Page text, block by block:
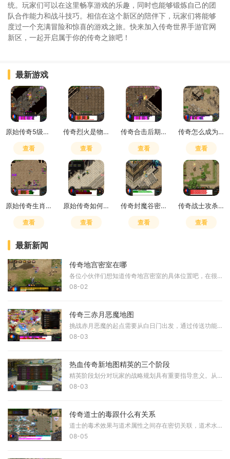
统。玩家们可以在这里畅享游戏的乐趣，同时也能够锻炼自己的团
队合作能力和战斗技巧。相信在这个新区的陪伴下，玩家们将能够
度过一个充满冒险和惊喜的游戏之旅。快来加入传奇世界手游官网
新区，一起开启属于你的传奇之旅吧！
最新游戏
原始传奇5级嗜血术伤害怎么样
查看
传奇烈火是物理攻击还是魔法攻击
查看
传奇合击后期pk最强组合有哪些
查看
传奇怎么成为沙巴克成员
查看
原始传奇生肖合成在哪个位置打
查看
原始传奇如何邀请好友
查看
传奇封魔谷密道地图在哪
查看
传奇战士攻杀触发概率高吗
查看
最新新闻
传奇地宫密室在哪
各位小伙伴们想知道传奇地宫密室的具体位置吧，在很多传奇类游戏里地宫密室通常隐藏在特定地图中。比如在原始传奇中想要进入皇陵秘境需要先满足特定条件，通过累积挖宝次数成
08-02
传奇三赤月恶魔地图
挑战赤月恶魔的起点需要从白日门出发，通过传送功能准确抵达赤月峡谷北部，这是唯一能够到达赤月恶魔所在区域的正确起点，选择东部或西部路线均无法进入最终的BOSS房间。到达赤
08-03
热血传奇新地图精英的三个阶段
精英阶段划分对玩家的战略规划具有重要指导意义。从初入地图到最终掌控，整个过程可以划分为三个逻辑严谨的阶段。第一阶段是基础准备期，玩家需要对新地图的整体结构建立清晰
08-03
传奇道士的毒跟什么有关系
道士的毒术效果与道术属性之间存在密切关联，道术水平直接影响毒的作用时长与伤害表现。愈高的道术可以为施毒术带来更持久的生效时间，当道术达到一定程度后，毒还能掉落更高
08-05